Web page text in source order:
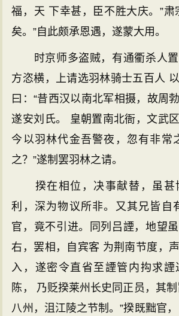
福，天 下幸甚，臣不胜大庆。”肃
矣。”自此颇承恩遇，遂蒙大用。
时京师多盗贼，有通衢杀人置
方恣横，上请选羽林骑士五百人
曰：“昔西汉以南北军相摄，故周
遂安刘氏。 皇朝置南北衙，文武
今以羽林代金吾警夜，忽有非常
之？”遂制罢羽林之请。
揆在相位，决事献替，虽甚
利，深为物议所非。又其兄皆自
官，竟不引进。同列吕諲，地望
右，罢相，自宾客 为荆南节度，
入，遂密令直省至諲管内抅求諲
陈， 乃贬揆莱州长史同正员，其
八州，沮江陵之节制。”揆既黜官